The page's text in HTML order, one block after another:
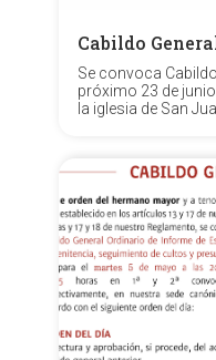
Cabildo
Se convoca
próximo 23 de
la iglesia de San